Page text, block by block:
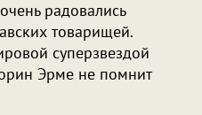
радовались
товарищей.
суперзвездой
Эрме не помнит